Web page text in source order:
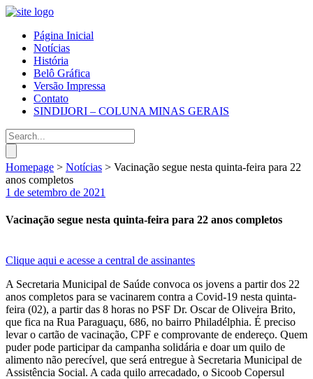
Página Inicial
Notícias
História
Belô Gráfica
Versão Impressa
Contato
SINDIJORI – COLUNA MINAS GERAIS
Homepage > Notícias > Vacinação segue nesta quinta-feira para 22
anos completos
1 de setembro de 2021
Vacinação segue nesta quinta-feira para 22 anos completos
Clique aqui e acesse a central de assinantes
A Secretaria Municipal de Saúde convoca os jovens a partir dos 22
anos completos para se vacinarem contra a Covid-19 nesta quinta-
feira (02), a partir das 8 horas no PSF Dr. Oscar de Oliveira Brito,
que fica na Rua Paraguaçu, 686, no bairro Philadélphia. É preciso
levar o cartão de vacinação, CPF e comprovante de endereço. Quem
puder pode participar da campanha solidária e doar um quilo de
alimento não perecível, que será entregue à Secretaria Municipal de
Assistência Social. A cada quilo arrecadado, o Sicoob Copersul